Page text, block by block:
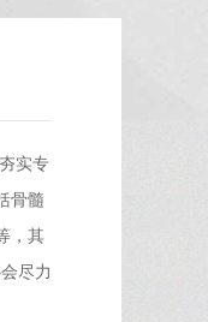
实专
骨髓
，其
尽力